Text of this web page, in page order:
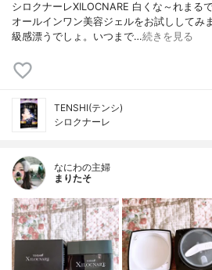
シロクナーレXILOCNARE 白くな～れまる
オールインワン美容ジェルをお試ししてみ
級感漂うでしょ。いつまで…続きを見る
TENSHI(テンシ)
シロクナーレ
なにわの主婦
まりたそ